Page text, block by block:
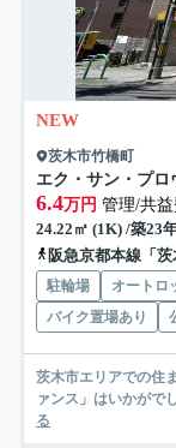
NEW
茨木市竹橋町
エク・サン・プロ
6.4万円 管理/共益
24.22㎡ (1K) /築23
阪急京都本線「
駐輪場 オートロ
バイク置場あり
茨木市エリアでの住
ァンス」はいかがで
る